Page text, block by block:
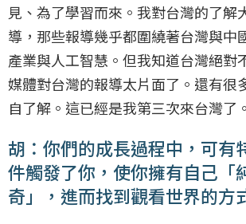
見、為了學習而來。我對台灣的了解
導，那些報導幾乎都圍繞著台灣與中
產業與人工智慧。但我知道台灣絕對
媒體對台灣的報導太片面了。還有很
自了解。這已經是我第三次來台灣了。
胡：你們的成長過程中，可有
件觸發了你，使你擁有自己「
奇」，進而找到觀看世界的方